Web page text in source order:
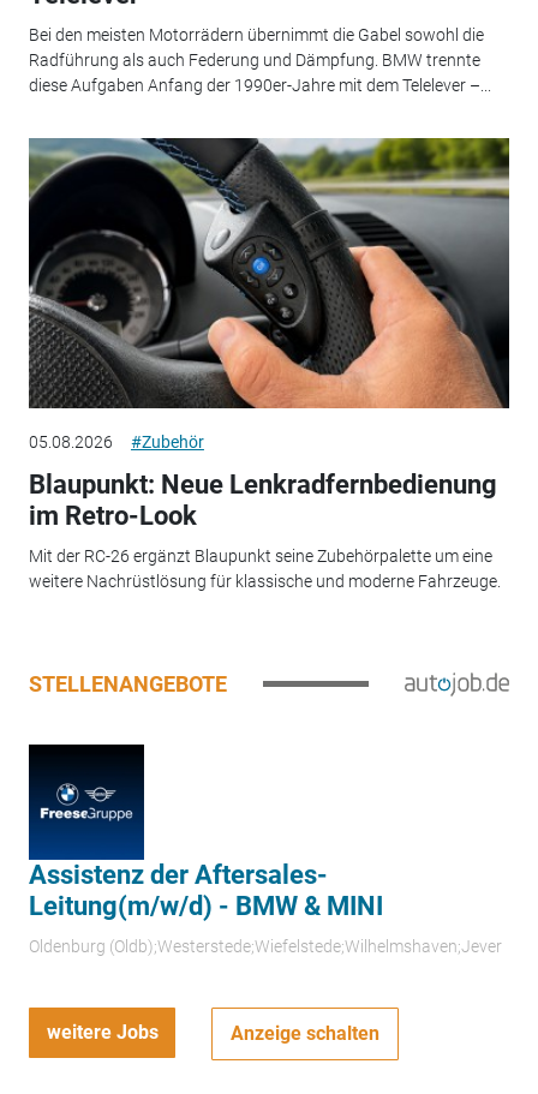
Bei den meisten Motorrädern übernimmt die Gabel sowohl die
Radführung als auch Federung und Dämpfung. BMW trennte
diese Aufgaben Anfang der 1990er-Jahre mit dem Telelever –...
05.08.2026 #Zubehör
Blaupunkt: Neue Lenkradfernbedienung
im Retro-Look
Mit der RC-26 ergänzt Blaupunkt seine Zubehörpalette um eine
weitere Nachrüstlösung für klassische und moderne Fahrzeuge.
STELLENANGEBOTE
Assistenz der Aftersales-
Leitung(m/w/d) - BMW & MINI
Oldenburg (Oldb);Westerstede;Wiefelstede;Wilhelmshaven;Jever
weitere Jobs Anzeige schalten